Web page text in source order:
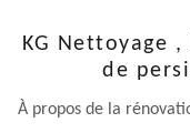
KG Nettoyage
de
À propos de la